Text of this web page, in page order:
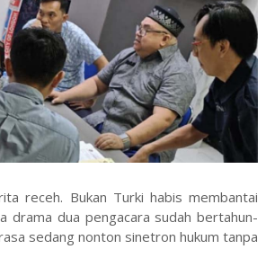
receh. Bukan Turki habis membantai
drama dua pengacara sudah bertahun-
sedang nonton sinetron hukum tanpa